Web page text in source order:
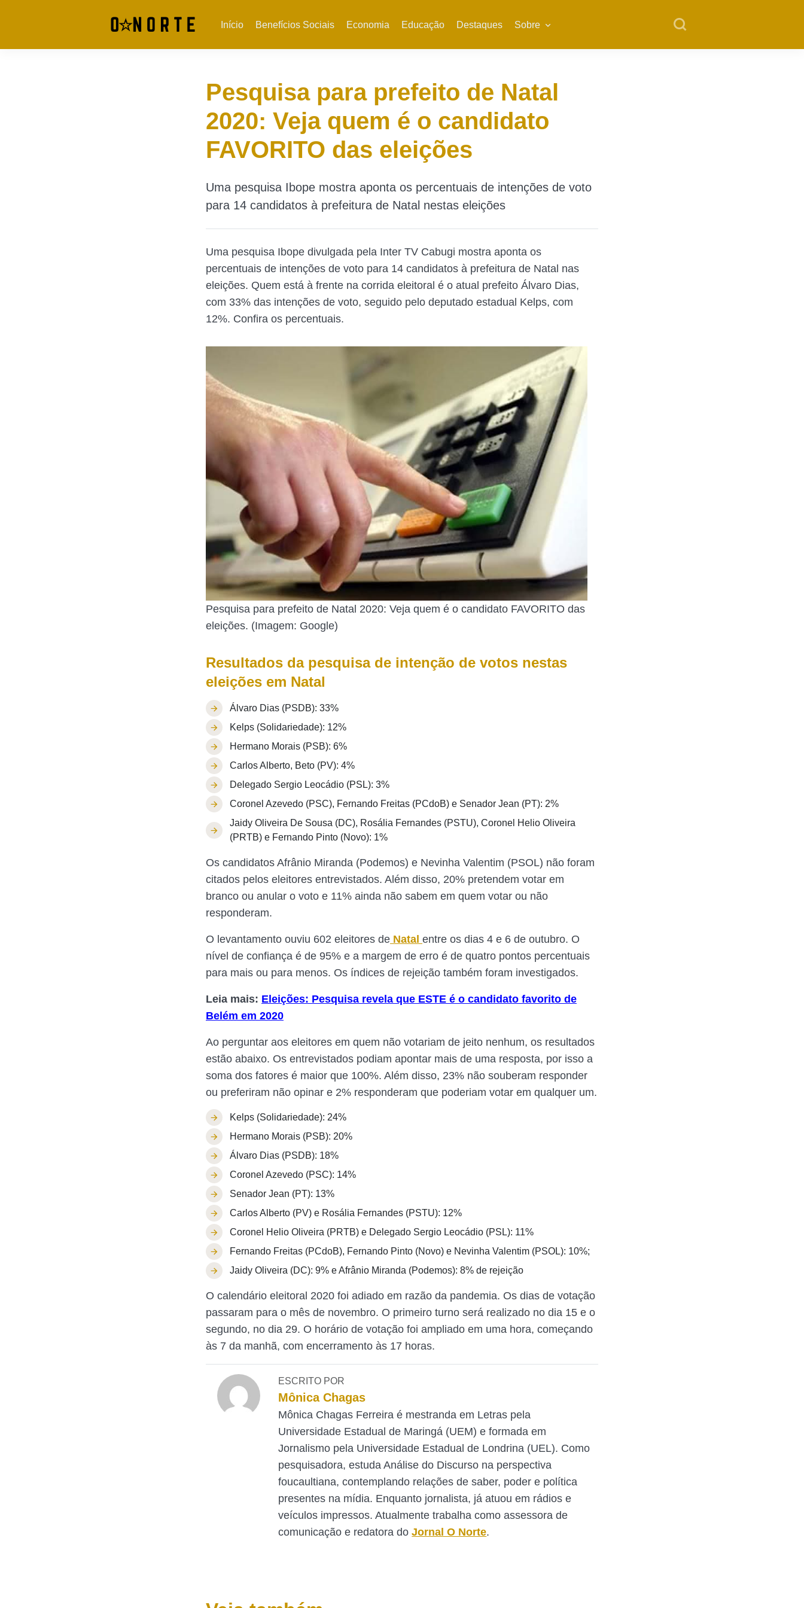
Início Benefícios Sociais Economia Educação Destaques Sobre
Pesquisa para prefeito de Natal
2020: Veja quem é o candidato
FAVORITO das eleições
Uma pesquisa Ibope mostra aponta os percentuais de intenções de voto
para 14 candidatos à prefeitura de Natal nestas eleições
Uma pesquisa Ibope divulgada pela Inter TV Cabugi mostra aponta os
percentuais de intenções de voto para 14 candidatos à prefeitura de Natal nas
eleições. Quem está à frente na corrida eleitoral é o atual prefeito Álvaro Dias,
com 33% das intenções de voto, seguido pelo deputado estadual Kelps, com
12%. Confira os percentuais.
Pesquisa para prefeito de Natal 2020: Veja quem é o candidato FAVORITO das
eleições. (Imagem: Google)
Resultados da pesquisa de intenção de votos nestas
eleições em Natal
Álvaro Dias (PSDB): 33%
Kelps (Solidariedade): 12%
Hermano Morais (PSB): 6%
Carlos Alberto, Beto (PV): 4%
Delegado Sergio Leocádio (PSL): 3%
Coronel Azevedo (PSC), Fernando Freitas (PCdoB) e Senador Jean (PT): 2%
Jaidy Oliveira De Sousa (DC), Rosália Fernandes (PSTU), Coronel Helio Oliveira
(PRTB) e Fernando Pinto (Novo): 1%
Os candidatos Afrânio Miranda (Podemos) e Nevinha Valentim (PSOL) não foram
citados pelos eleitores entrevistados. Além disso, 20% pretendem votar em
branco ou anular o voto e 11% ainda não sabem em quem votar ou não
responderam.
O levantamento ouviu 602 eleitores de Natal entre os dias 4 e 6 de outubro. O
nível de confiança é de 95% e a margem de erro é de quatro pontos percentuais
para mais ou para menos. Os índices de rejeição também foram investigados.
Leia mais: Eleições: Pesquisa revela que ESTE é o candidato favorito de
Belém em 2020
Ao perguntar aos eleitores em quem não votariam de jeito nenhum, os resultados
estão abaixo. Os entrevistados podiam apontar mais de uma resposta, por isso a
soma dos fatores é maior que 100%. Além disso, 23% não souberam responder
ou preferiram não opinar e 2% responderam que poderiam votar em qualquer um.
Kelps (Solidariedade): 24%
Hermano Morais (PSB): 20%
Álvaro Dias (PSDB): 18%
Coronel Azevedo (PSC): 14%
Senador Jean (PT): 13%
Carlos Alberto (PV) e Rosália Fernandes (PSTU): 12%
Coronel Helio Oliveira (PRTB) e Delegado Sergio Leocádio (PSL): 11%
Fernando Freitas (PCdoB), Fernando Pinto (Novo) e Nevinha Valentim (PSOL): 10%;
Jaidy Oliveira (DC): 9% e Afrânio Miranda (Podemos): 8% de rejeição
O calendário eleitoral 2020 foi adiado em razão da pandemia. Os dias de votação
passaram para o mês de novembro. O primeiro turno será realizado no dia 15 e o
segundo, no dia 29. O horário de votação foi ampliado em uma hora, começando
às 7 da manhã, com encerramento às 17 horas.
ESCRITO POR
Mônica Chagas
Mônica Chagas Ferreira é mestranda em Letras pela
Universidade Estadual de Maringá (UEM) e formada em
Jornalismo pela Universidade Estadual de Londrina (UEL). Como
pesquisadora, estuda Análise do Discurso na perspectiva
foucaultiana, contemplando relações de saber, poder e política
presentes na mídia. Enquanto jornalista, já atuou em rádios e
veículos impressos. Atualmente trabalha como assessora de
comunicação e redatora doJornal O Norte.